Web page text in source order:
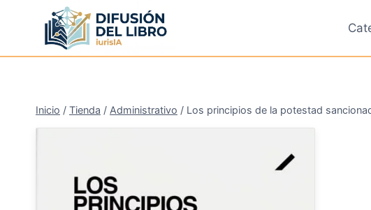
contenido
Inicio / Tienda / Administrativo / Los principios de la potestad